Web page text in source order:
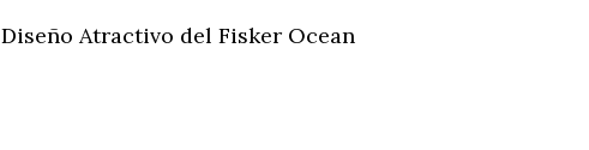
Diseño Atractivo del Fisker Ocean